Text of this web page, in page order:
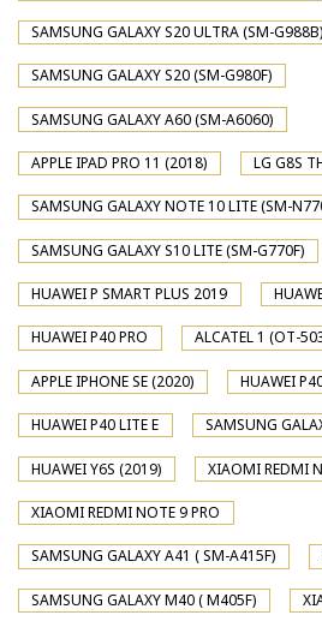
SAMSUNG GALAXY S20 ULTRA (SM-G988B)
SAMSUNG GALAXY S20 (SM-G980F)
SAMSUNG GALAXY A60 (SM-A6060)
APPLE IPAD PRO 11 (2018) LG G8S
SAMSUNG GALAXY NOTE 10 LITE (SM-
SAMSUNG GALAXY S10 LITE (SM-G770F)
HUAWEI P SMART PLUS 2019
HUAWEI P40 PRO ALCATEL 1 (OT-
APPLE IPHONE SE (2020) HUAWEI
HUAWEI P40 LITE E SAMSUNG
HUAWEI Y6S (2019) XIAOMI REDMI
XIAOMI REDMI NOTE 9 PRO
SAMSUNG GALAXY A41 ( SM-A415F)
SAMSUNG GALAXY M40 ( M405F)